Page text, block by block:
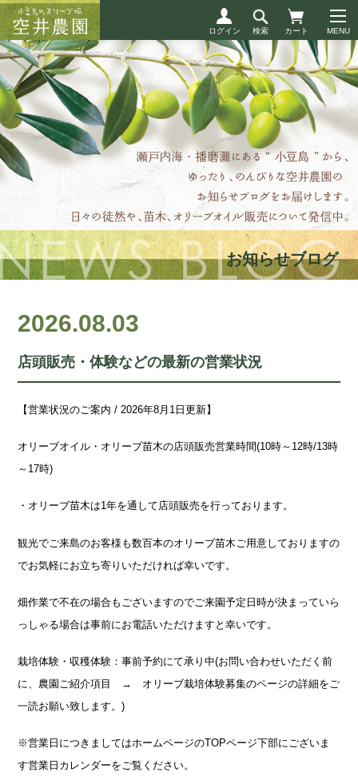
ログイン 検索 カート
お知らせブログ
2026.08.03
店頭販売・体験などの最新の営業状況
【営業状況のご案内 / 2026年8月1日更新】
オリーブオイル・オリーブ苗木の店頭販売営業時間(10時～12時/13時
～17時)
・オリーブ苗木は1年を通して店頭販売を行っております。
観光でご来島のお客様も数百本のオリーブ苗木ご用意しておりますの
でお気軽にお立ち寄りいただければ幸いです。
畑作業で不在の場合もございますのでご来園予定日時が決まっていら
っしゃる場合は事前にお電話いただけますと幸いです。
栽培体験・収穫体験：事前予約にて承り中(お問い合わせいただく前
に、農園ご紹介項目 → オリーブ栽培体験募集のページの詳細をご
一読お願い致します。)
※営業日につきましてはホームページのTOPページ下部にございま
す営業日カレンダーをご覧ください。